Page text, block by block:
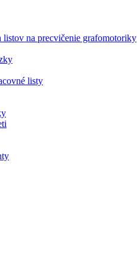
listov na precvičenie grafomotoriky
listy